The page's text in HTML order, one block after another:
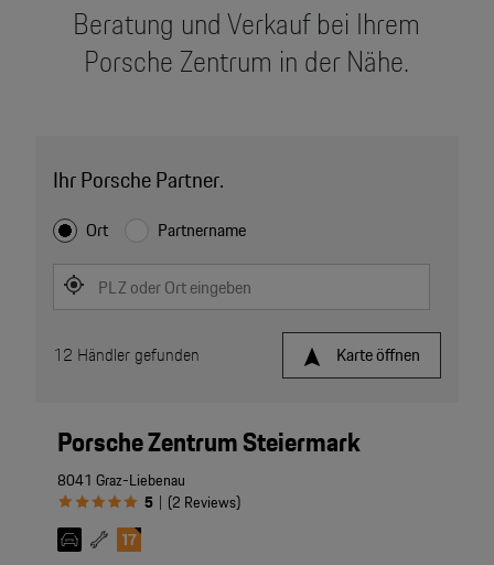
Beratung und Verkauf bei Ihrem
Porsche Zentrum in der Nähe.
Ihr Porsche Partner.
Ort Partnername
PLZ oder Ort eingeben
Karte öffnen
12 Händler gefunden
Porsche Zentrum Steiermark
8041 Graz-Liebenau
5 | (2 Reviews)